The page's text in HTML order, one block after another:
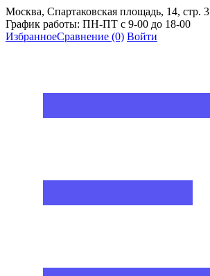
Москва, Спартаковская площадь, 14, стр. 3
График работы: ПН-ПТ с 9-00 до 18-00
ИзбранноеСравнение (0) Войти